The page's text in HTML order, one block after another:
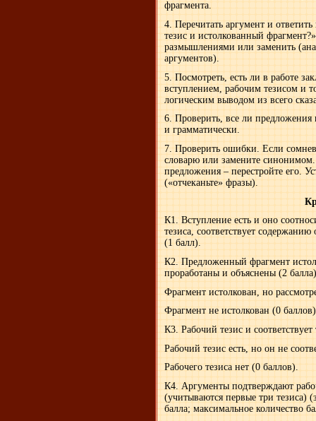
фрагмента.
4. Перечитать аргумент и
тезис и истолкованный
размышлениями или заменить
аргументов).
5. Посмотреть, есть ли в работе
вступлением, рабочим тезисом и
логическим выводом из всего
6. Проверить, все ли
и грамматически.
7. Проверить ошибки. Если
словарю или замените синонимом.
предложения – перестройте его.
(«отчеканьте» фразы).
К1. Вступление есть и оно
тезиса, соответствует
(1 балл).
К2. Предложенный фрагмент
проработаны и объяснены (2
Фрагмент истолкован, но
Фрагмент не истолкован (0
К3. Рабочий тезис и
Рабочий тезис есть, но он не
Рабочего тезиса нет (0 баллов).
К4. Аргументы подтверждают
(учитываются первые три тезиса)
балла; максимальное количество